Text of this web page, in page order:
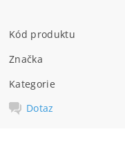
Kód produktu
Značka
Kategorie
Dotaz